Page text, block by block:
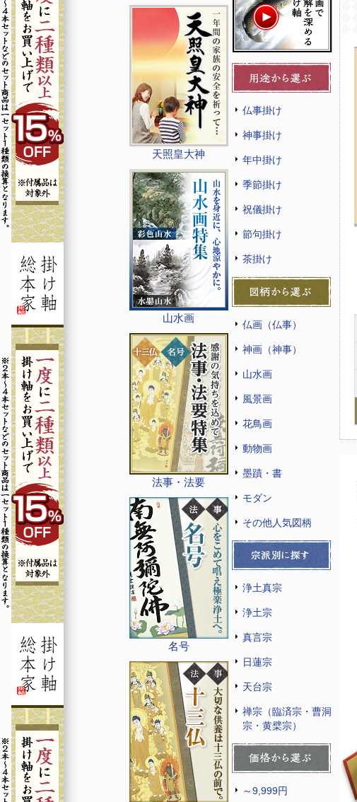
天照皇大神
山水画
法事・法要
名号
仏事掛け
神事掛け
年中掛け
季節掛け
祝儀掛け
節句掛け
茶掛け
仏画（仏事）
神画（神事）
山水画
風景画
花鳥画
動物画
墨蹟・書
モダン
その他人気図柄
浄土真宗
浄土宗
真言宗
日蓮宗
天台宗
禅宗（臨済宗・曹洞
宗・黄檗宗）
～9,999円